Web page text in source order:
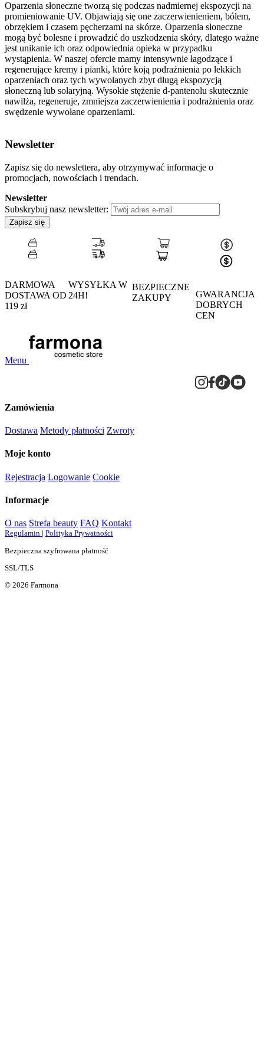
Oparzenia słoneczne tworzą się podczas nadmiernej ekspozycji na
promieniowanie UV. Objawiają się one zaczerwienieniem, bólem,
obrzękiem i czasem pęcherzami na skórze. Oparzenia słoneczne
mogą być bolesne i prowadzić do uszkodzenia skóry, dlatego ważne
jest unikanie ich oraz odpowiednia opieka w przypadku
wystąpienia. W naszej ofercie mamy intensywnie łagodzące i
regenerujące kremy i pianki, które koją podrażnienia po lekkich
oparzeniach oraz tych wywołanych zbyt długą ekspozycją
słoneczną lub solaryjną. Wysokie stężenie d-pantenolu skutecznie
nawilża, regeneruje, zmniejsza zaczerwienienia i podrażnienia oraz
swędzenie wywołane oparzeniami.
Newsletter
Zapisz się do newslettera, aby otrzymywać informacje o
promocjach, nowościach i trendach.
Newsletter
Subskrybuj nasz newsletter:
Zapisz się
DARMOWA
DOSTAWA OD
119 zł
WYSYŁKA W
24H!
BEZPIECZNE
ZAKUPY
GWARANCJA
DOBRYCH
CEN
Menu
Zamówienia
Dostawa Metody płatności Zwroty
Moje konto
Rejestracja Logowanie Cookie
Informacje
O nas Strefa beauty FAQ Kontakt
Regulamin | Polityka Prywatności
Bezpieczna szyfrowana płatność
SSL/TLS
© 2026 Farmona